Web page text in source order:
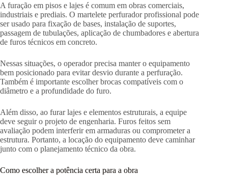
A furação em pisos e lajes é comum em obras comerciais,
industriais e prediais. O martelete perfurador profissional pode
ser usado para fixação de bases, instalação de suportes,
passagem de tubulações, aplicação de chumbadores e abertura
de furos técnicos em concreto.
Nessas situações, o operador precisa manter o equipamento
bem posicionado para evitar desvio durante a perfuração.
Também é importante escolher brocas compatíveis com o
diâmetro e a profundidade do furo.
Além disso, ao furar lajes e elementos estruturais, a equipe
deve seguir o projeto de engenharia. Furos feitos sem
avaliação podem interferir em armaduras ou comprometer a
estrutura. Portanto, a locação do equipamento deve caminhar
junto com o planejamento técnico da obra.
Como escolher a potência certa para a obra